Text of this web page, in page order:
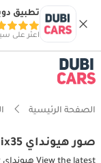
تطبيق
اعثر على
الصفحة الرئيسية
صور هيونداي ix35